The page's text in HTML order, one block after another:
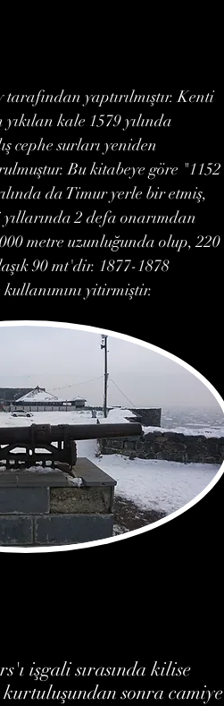
yaptırılmıştır. Kenti
kale 1579 yılında
cephe surları yeniden
Bu kitabeye göre "1152
da Timur yerle bir etmiş,
2 defa onarımdan
metre uzunluğunda olup, 220
90 mt'dir. 1877-1878
yitirmiştir.
işgali sırasında kilise
sonra camiye